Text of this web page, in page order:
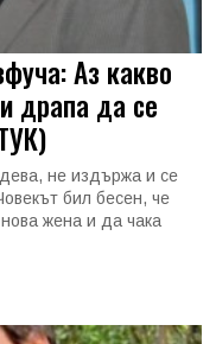
Аз какво
драпа да се
не издържа и се
бил бесен, че
жена и да чака